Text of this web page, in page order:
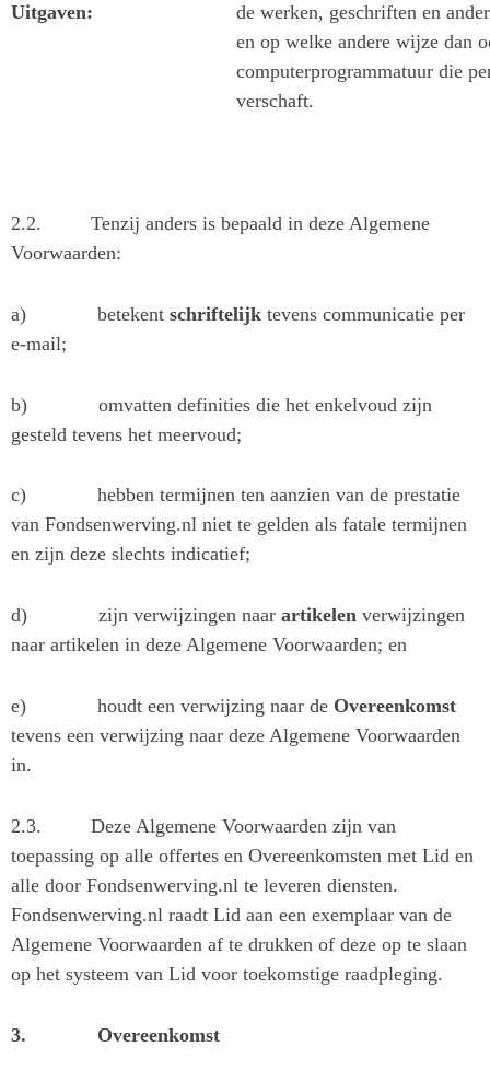
Uitgaven:
de werken, geschriften en
en op welke andere wijze dan
computerprogrammatuur die
verschaft.
2.2. Tenzij anders is bepaald in deze Algemene
Voorwaarden:
a) betekent schriftelijk tevens communicatie per
e-mail;
b) omvatten definities die het enkelvoud zijn
gesteld tevens het meervoud;
c) hebben termijnen ten aanzien van de prestatie
van Fondsenwerving.nl niet te gelden als fatale termijnen
en zijn deze slechts indicatief;
d) zijn verwijzingen naar artikelen verwijzingen
naar artikelen in deze Algemene Voorwaarden; en
e) houdt een verwijzing naar de Overeenkomst
tevens een verwijzing naar deze Algemene Voorwaarden
in.
2.3. Deze Algemene Voorwaarden zijn van
toepassing op alle offertes en Overeenkomsten met Lid en
alle door Fondsenwerving.nl te leveren diensten.
Fondsenwerving.nl raadt Lid aan een exemplaar van de
Algemene Voorwaarden af te drukken of deze op te slaan
op het systeem van Lid voor toekomstige raadpleging.
3. Overeenkomst